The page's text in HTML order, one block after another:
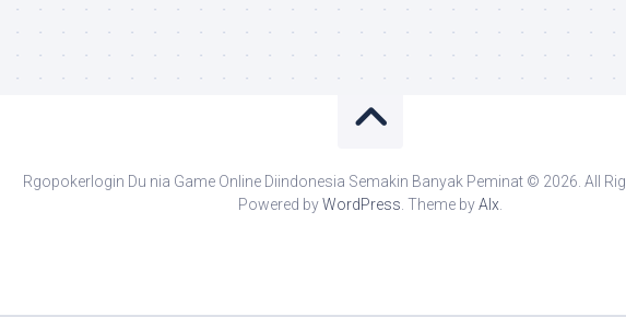
Rgopokerlogin Du nia Game Online Diindonesia Semakin Banyak Peminat © 2026. All
Powered byWordPress . Theme byAlx